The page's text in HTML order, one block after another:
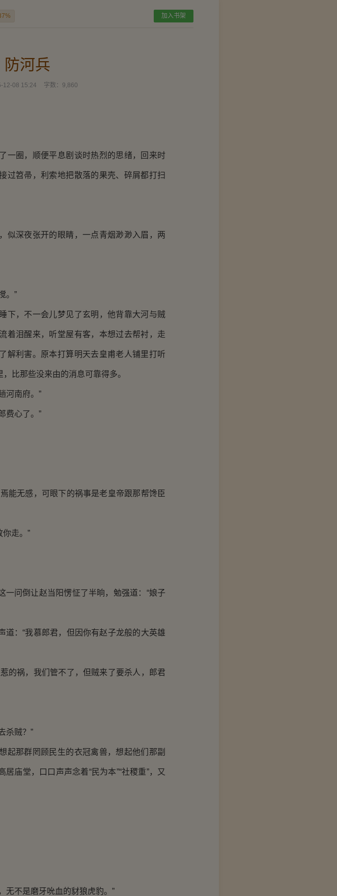
加入书架
防河兵
12-08 15:24 字数： 9,860
圈，顺便平息剧谈时热烈的思绪，回来时
过笤帚，利索地把散落的果壳、碎屑都打扫
深夜张开的眼睛，一点青烟渺渺入眉，两
。”
，不一会儿梦见了玄明，他背靠大河与贼
着泪醒来，听堂屋有客，本想过去帮衬，走
解利害。原本打算明天去皇甫老人铺里打听
比那些没来由的消息可靠得多。
河南府。”
费心了。”
无感，可眼下的祸事是老皇帝跟那帮馋臣
走。”
问倒让赵当阳愣怔了半晌，勉强道：“娘子
：“我慕郎君，但因你有赵子龙般的大英雄
祸，我们管不了，但贼来了要杀人，郎君
杀贼？”
那群罔顾民生的衣冠禽兽，想起他们那副
庙堂，口口声声念着“民为本”“社稷重”，又
不是磨牙吮血的豺狼虎豹。”